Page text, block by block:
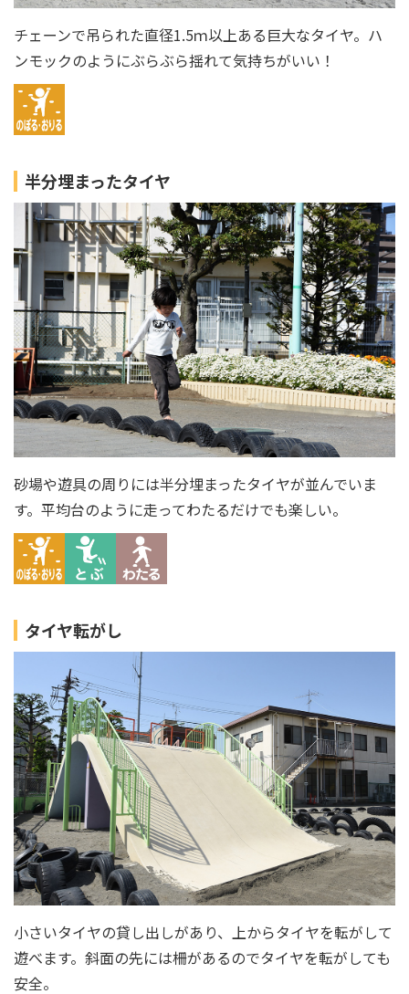
チェーンで吊られた直径1.5ｍ以上ある巨大なタイヤ。ハ
ンモックのようにぶらぶら揺れて気持ちがいい！
半分埋まったタイヤ
砂場や遊具の周りには半分埋まったタイヤが並んでいま
す。平均台のように走ってわたるだけでも楽しい。
タイヤ転がし
小さいタイヤの貸し出しがあり、上からタイヤを転がして
遊べます。斜面の先には柵があるのでタイヤを転がしても
安全。